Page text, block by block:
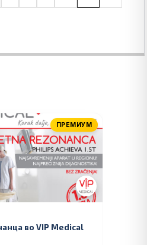
ПРЕМИУМ
во VIP Medical